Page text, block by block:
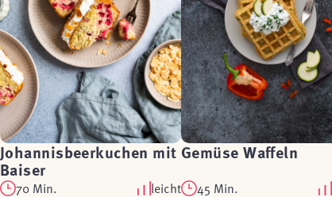
Johannisbeerkuchen mit
Baiser
70 Min. leicht
Gemüse Waffeln
45 Min.